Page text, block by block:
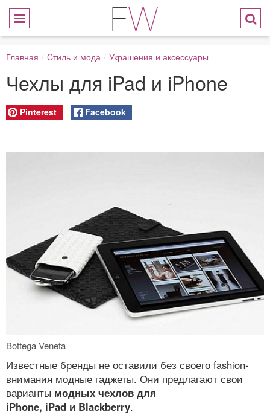
Главная / Cтиль и мода / Украшения и аксессуары
Чехлы для iPad и iPhone
Pinterest Facebook
Bottega Veneta
Известные бренды не оставили без своего fashion-
внимания модные гаджеты. Они предлагают свои
варианты модных чехлов для
iPhone, iPad и Blackberry.